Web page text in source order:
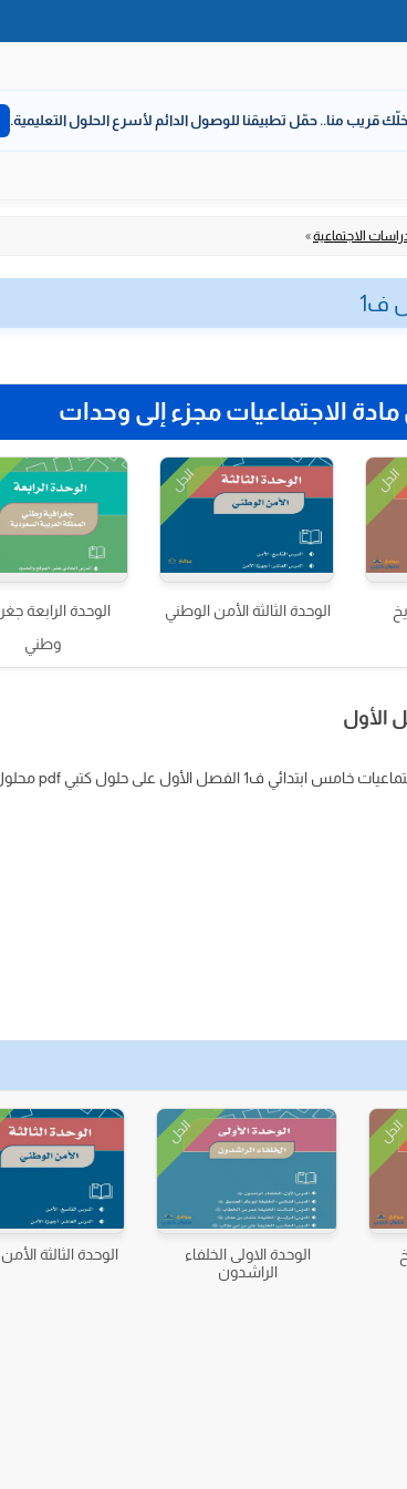
خلّك قريب منا.. حمّل تطبيقنا للوصول الدائم لأسرع الحلول التعليمية.
الاجتماعية»
ف1
الاجتماعيات مجزء إلى وحدات
الحل الحل
الوحدة الثالثة الأمن الوطني
الوحدة الرابعة
وطني
الحل الحل
الوحدة الاولى الخلفاء
الراشدون
الوحدة الثالثة